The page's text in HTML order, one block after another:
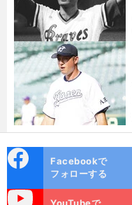
ok
Facebookで
フォローする